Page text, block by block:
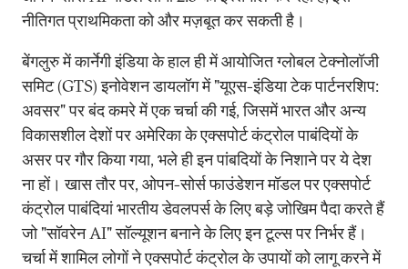
नीतिगत प्राथमिकता को और मज़बूत कर सकती है।
बेंगलुरु में कार्नेगी इंडिया के हाल ही में आयोजित ग्लोबल टेक्नोलॉजी
समिट (GTS) इनोवेशन डायलॉग में "यूएस-इंडिया टेक पार्टनरशिप:
अवसर" पर बंद कमरे में एक चर्चा की गई, जिसमें भारत और अन्य
विकासशील देशों पर अमेरिका के एक्सपोर्ट कंट्रोल पाबंदियों के
असर पर गौर किया गया, भले ही इन पांबदियों के निशाने पर ये देश
ना हों। खास तौर पर, ओपन-सोर्स फाउंडेशन मॉडल पर एक्सपोर्ट
कंट्रोल पाबंदियां भारतीय डेवलपर्स के लिए बड़े जोखिम पैदा करते हैं
जो "सॉवरेन AI" सॉल्यूशन बनाने के लिए इन टूल्स पर निर्भर हैं।
चर्चा में शामिल लोगों ने एक्सपोर्ट कंट्रोल के उपायों को लागू करने में